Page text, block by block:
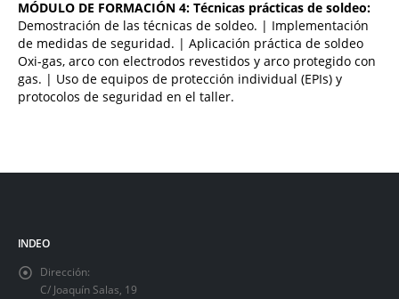
MÓDULO DE FORMACIÓN 4: Técnicas prácticas de soldeo:
Demostración de las técnicas de soldeo. | Implementación
de medidas de seguridad. | Aplicación práctica de soldeo
Oxi-gas, arco con electrodos revestidos y arco protegido con
gas. | Uso de equipos de protección individual (EPIs) y
protocolos de seguridad en el taller.
INDEO
Dirección:
C/ Joaquín Salas, 19